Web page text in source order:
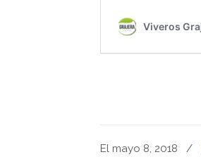
El mayo 8, 2018 /